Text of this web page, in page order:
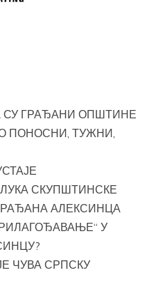
СУ ГРАЂАНИ ОПШТИНЕ
ПОНОСНИ, ТУЖНИ,
СКУПШТИНСКЕ
АЛЕКСИНЦА
У
ЧУВА СРПСКУ